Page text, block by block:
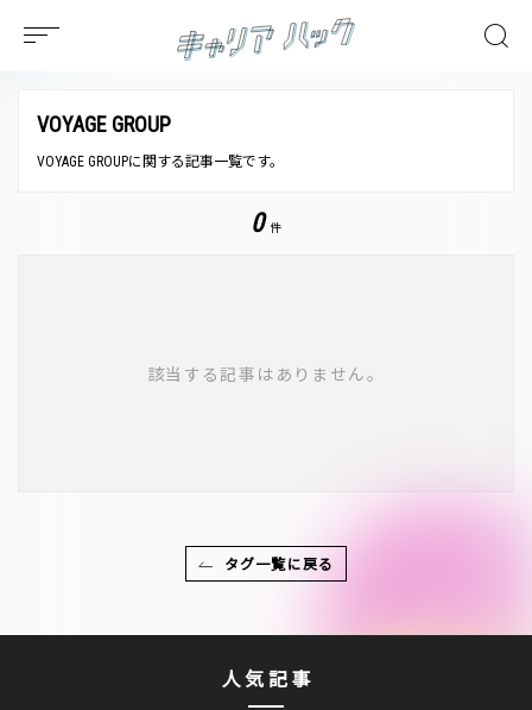
VOYAGE GROUP
VOYAGE GROUPに関する記事一覧です。
0 件
該当する記事はありません。
タグ一覧に戻る
人気記事